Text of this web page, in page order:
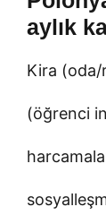
aylık
Kira (oda/
(öğrenci